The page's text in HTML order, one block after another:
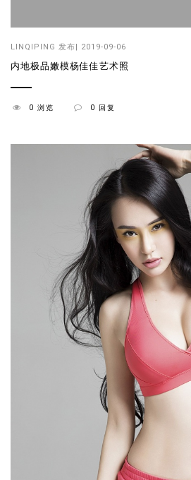
LINQIPING 发布| 2019-09-06
内地极品嫩模杨佳佳艺术照
0 浏览 0 回复